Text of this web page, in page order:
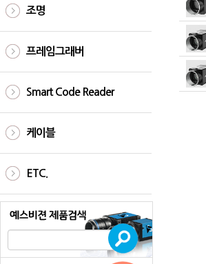
조명
프레임그래버
Smart Code Reader
케이블
ETC.